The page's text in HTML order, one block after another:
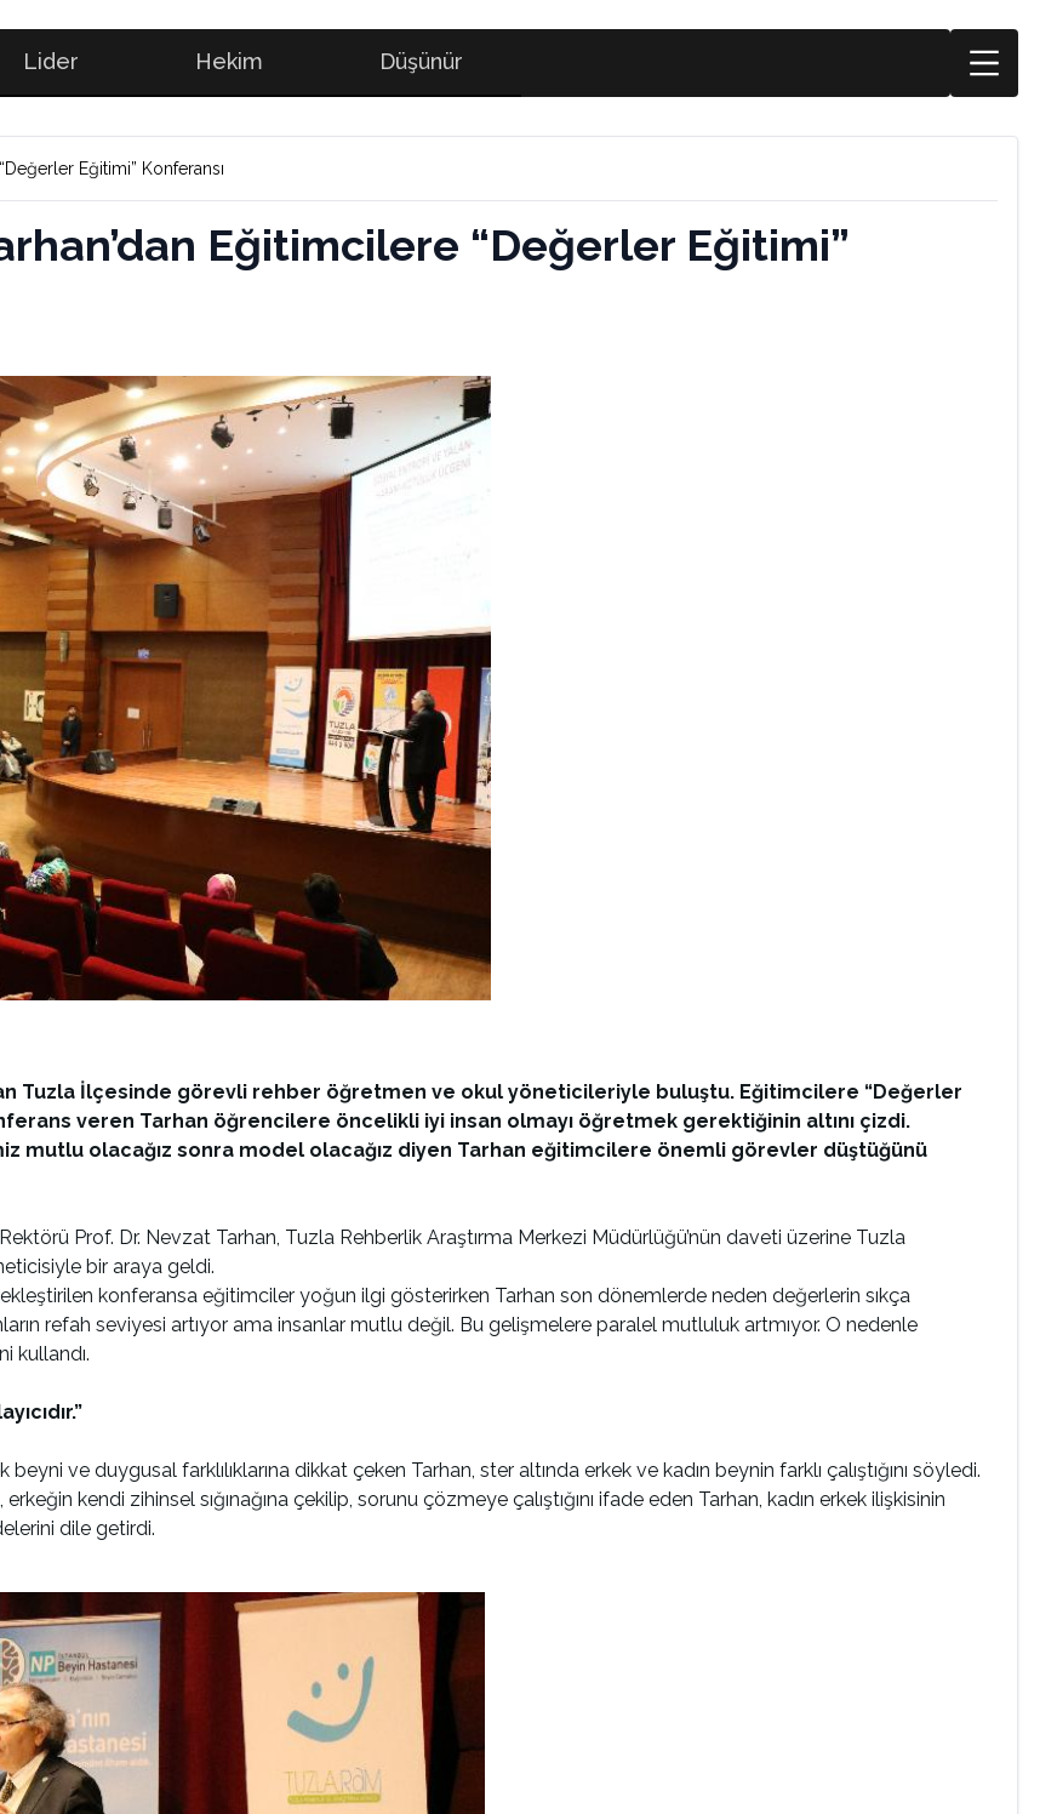
Lider Hekim Düşünür
Eğitimi” Konferansı
Eğitimcilere “Değerler Eğitimi”
Tuzla İlçesinde görevli rehber öğretmen ve okul yöneticileriyle buluştu. Eğitimcilere “Değerler
veren Tarhan öğrencilere öncelikli iyi insan olmayı öğretmek gerektiğinin altını çizdi.
mutlu olacağız sonra model olacağız diyen Tarhan eğitimcilere önemli görevler düştüğünü
Prof. Dr. Nevzat Tarhan, Tuzla Rehberlik Araştırma Merkezi Müdürlüğü’nün daveti üzerine Tuzla
bir araya geldi.
konferansa eğitimciler yoğun ilgi gösterirken Tarhan son dönemlerde neden değerlerin sıkça
refah seviyesi artıyor ama insanlar mutlu değil. Bu gelişmelere paralel mutluluk artmıyor. O nedenle
kullandı.
ve duygusal farklılıklarına dikkat çeken Tarhan, ster altında erkek ve kadın beynin farklı çalıştığını söyledi.
kendi zihinsel sığınağına çekilip, sorunu çözmeye çalıştığını ifade eden Tarhan, kadın erkek ilişkisinin
dile getirdi.